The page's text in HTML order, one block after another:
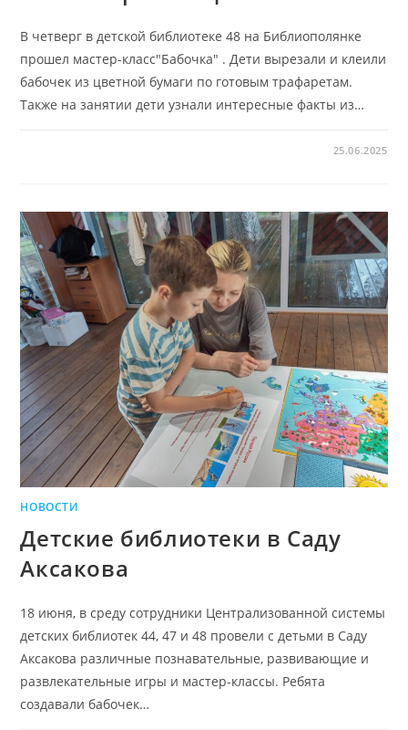
В четверг в детской библиотеке 48 на Библиополянке
прошел мастер-класс"Бабочка" . Дети вырезали и клеили
бабочек из цветной бумаги по готовым трафаретам.
Также на занятии дети узнали интересные факты из…
25.06.2025
НОВОСТИ
Детские библиотеки в Саду
Аксакова
18 июня, в среду сотрудники Централизованной системы
детских библиотек 44, 47 и 48 провели с детьми в Саду
Аксакова различные познавательные, развивающие и
развлекательные игры и мастер-классы. Ребята
создавали бабочек…